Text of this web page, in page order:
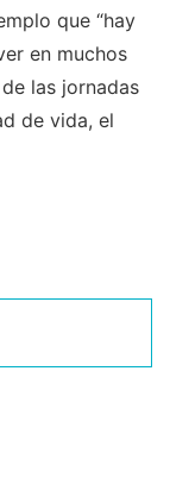
que “hay
en muchos
las jornadas
de vida, el